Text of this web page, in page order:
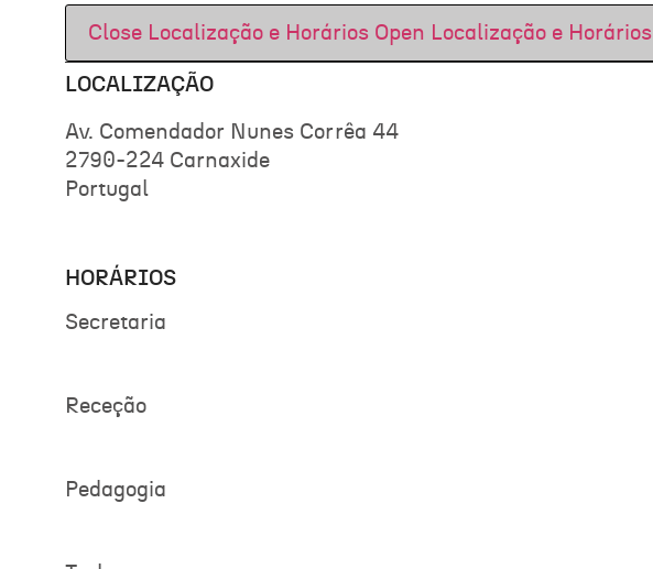
Close Localização e Horários Open Localização e Horários
LOCALIZAÇÃO
Av. Comendador Nunes Corrêa 44
2790-224 Carnaxide
Portugal
HORÁRIOS
Secretaria
Receção
Pedagogia